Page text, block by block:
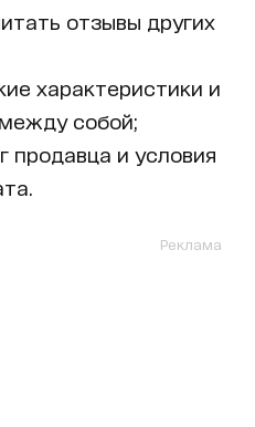
отзывы других
характеристики и
собой;
продавца и условия
Реклама